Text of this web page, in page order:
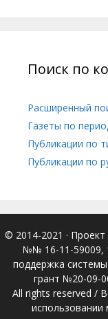
Поиск по
Расширенный
Газеты по
Публикации по
Публикации по
© 2014-2021 ·
№№ 16-11-59009,
поддержка
грант №20-09-
All rights reserved /
использовании